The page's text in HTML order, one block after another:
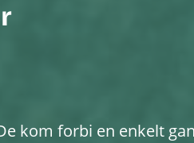
kom forbi en enkelt